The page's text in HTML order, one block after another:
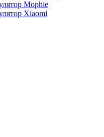
Mophie
Xiaomi